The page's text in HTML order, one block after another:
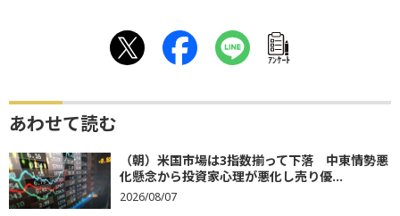
ｱﾝｹｰﾄ
あわせて読む
（朝）米国市場は3指数揃って下落 中東情勢悪
化懸念から投資家心理が悪化し売り優...
2026/08/07